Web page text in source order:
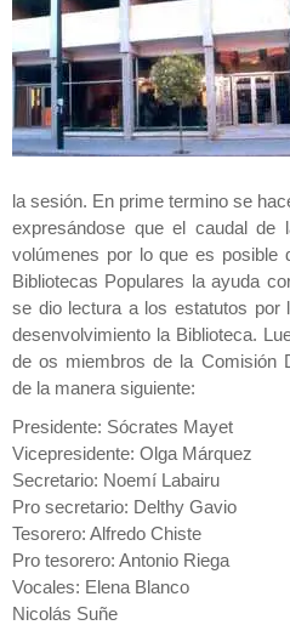
la sesión. En prime termino se
expresándose que el caudal de
volúmenes por lo que es posible
Bibliotecas Populares la ayuda
se dio lectura a los estatutos por
desenvolvimiento la Biblioteca.
de os miembros de la Comisión
de la manera siguiente:
Presidente: Sócrates Mayet
Vicepresidente: Olga Márquez
Secretario: Noemí Labairu
Pro secretario: Delthy Gavio
Tesorero: Alfredo Chiste
Pro tesorero: Antonio Riega
Vocales: Elena Blanco
Nicolás Suñe